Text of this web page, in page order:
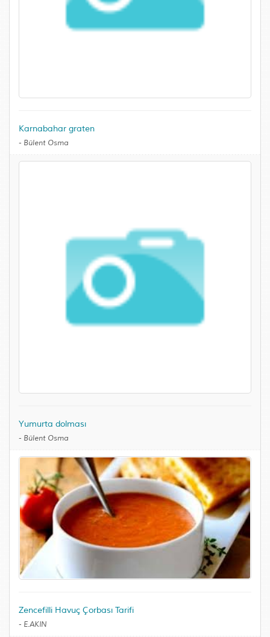
Karnabahar graten
- Bülent Osma
Yumurta dolması
- Bülent Osma
Zencefilli Havuç Çorbası Tarifi
- E.AKIN